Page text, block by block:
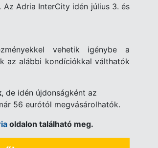
Adria InterCity idén július 3. és
vehetik igénybe a
az alábbi kondíciókkal válthatók
, de idén újdonságként az
56 eurótól megvásárolhatók.
oldalon található meg.